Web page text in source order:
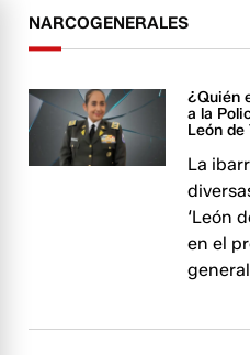
NARCOGENERALES
¿Quién
a la
León de
La
‘León
en el